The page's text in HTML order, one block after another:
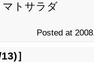
マトサラダ
Posted at
］